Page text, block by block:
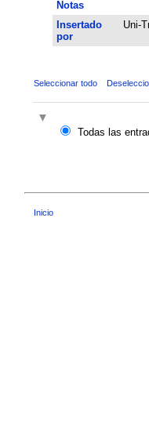
Notas
Insertado
por
Uni-
Seleccionar todo
Todas las
Inicio